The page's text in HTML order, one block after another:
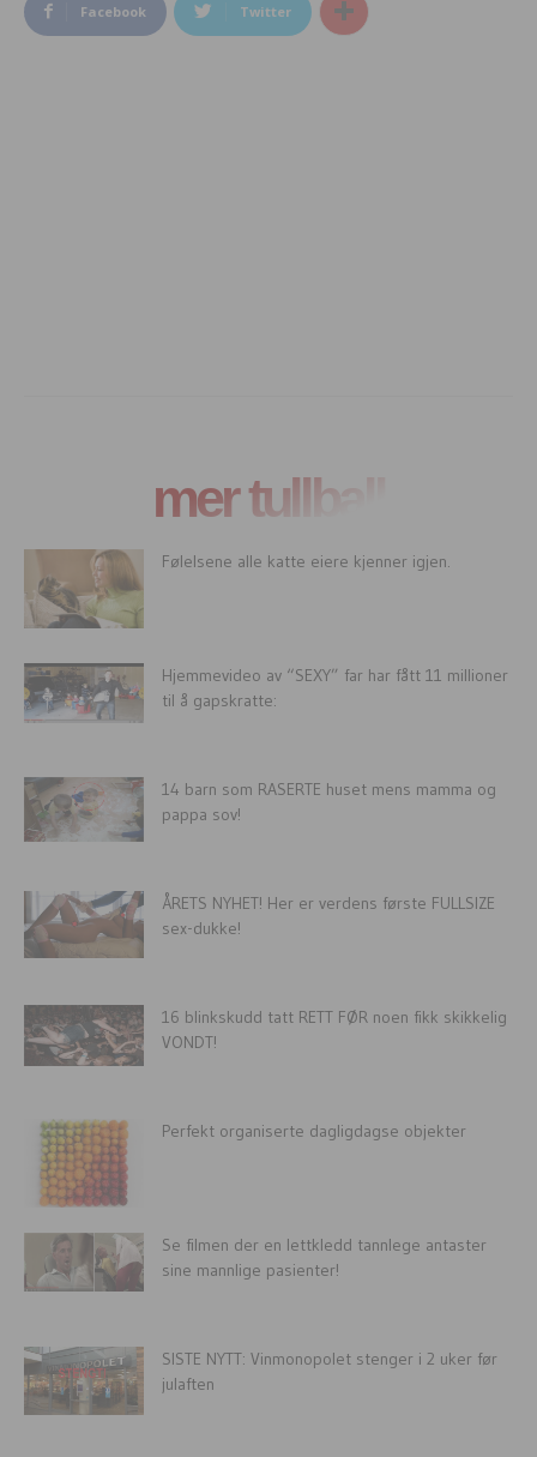
Facebook Twitter
mer tullball
Følelsene alle katte eiere kjenner igjen.
Hjemmevideo av “SEXY” far har fått 11 millioner
til å gapskratte:
14 barn som RASERTE huset mens mamma og
pappa sov!
ÅRETS NYHET! Her er verdens første FULLSIZE
sex-dukke!
16 blinkskudd tatt RETT FØR noen fikk skikkelig
VONDT!
Perfekt organiserte dagligdagse objekter
Se filmen der en lettkledd tannlege antaster
sine mannlige pasienter!
SISTE NYTT: Vinmonopolet stenger i 2 uker før
julaften